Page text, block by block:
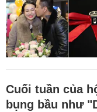
Cuối tuần của
bụng bầu như